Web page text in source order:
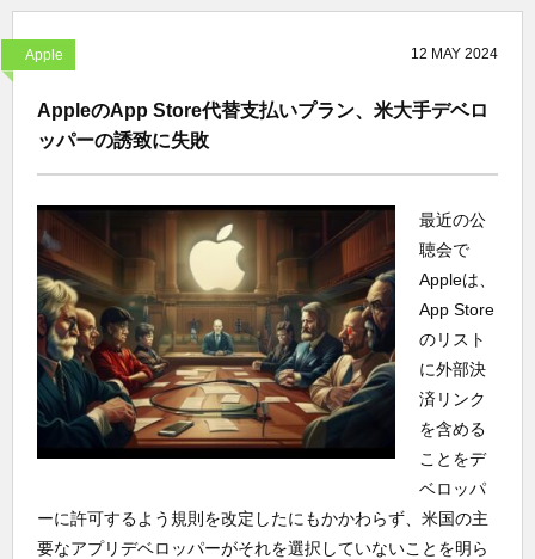
Apple 12 MAY 2024
AppleのApp Store代替支払いプラン、米大手デベロ
ッパーの誘致に失敗
最近の公
聴会で
Appleは、
App Store
のリスト
に外部決
済リンク
を含める
ことをデ
ベロッパ
ーに許可するよう規則を改定したにもかかわらず、米国の主
要なアプリデベロッパーがそれを選択していないことを明ら